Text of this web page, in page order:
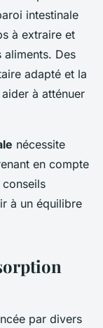
intestinale
à extraire et
aliments. Des
adapté et la
à atténuer
nécessite
en compte
à un équilibre
par divers